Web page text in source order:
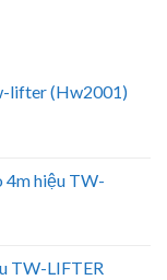
lifter (Hw2001)
4m hiệu TW-
TW-LIFTER